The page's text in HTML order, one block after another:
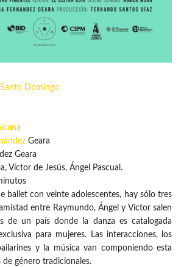
Santo Domingo
Geara
Geara
Víctor de Jesús, Ángel Pascual.
ballet con veinte adolescentes, hay sólo tres
entre Raymundo, Ángel y Víctor salen
de un país donde la danza es catalogada
para mujeres. Las interacciones, los
y la música van componiendo esta
de género tradicionales.